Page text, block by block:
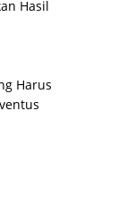
Hasil
Harus